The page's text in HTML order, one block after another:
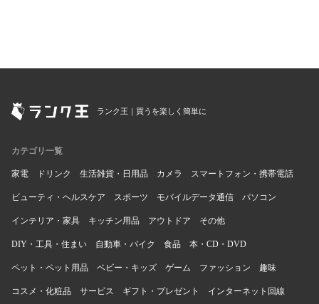
ランク王｜買うを楽しく簡単に
カテゴリ一覧
家電 ドリンク 生活雑貨・日用品 カメラ スマートフォン・携帯電話
ビューティ・ヘルスケア スポーツ モバイルデータ通信 パソコン
インテリア・家具 キッチン用品 アウトドア その他
DIY・工具・住まい 自動車・バイク 食品 本・CD・DVD
ペット・ペット用品 ベビー・キッズ ゲーム ファッション 趣味
コスメ・化粧品 サービス ギフト・プレゼント インターネット回線